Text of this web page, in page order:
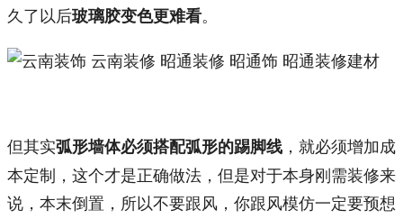
久了以后玻璃胶变色更难看。
但其实弧形墙体必须搭配弧形的踢脚线 ，就必须增加成
本定制，这个才是正确做法，但是对于本身刚需装修来
说，本末倒置，所以不要跟风，你跟风模仿一定要预想